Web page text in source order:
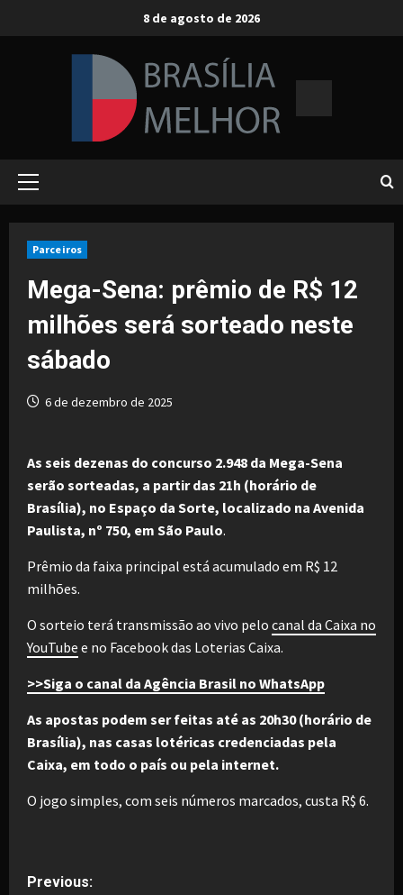
8 de agosto de 2026
Primary
Parceiros
Mega-Sena: prêmio de R$ 12
milhões será sorteado neste
sábado
6 de dezembro de 2025
As seis dezenas do concurso 2.948 da Mega-Sena
serão sorteadas, a partir das 21h (horário de
Brasília), no Espaço da Sorte, localizado na Avenida
Paulista, nº 750, em São Paulo.
Prêmio da faixa principal está acumulado em R$ 12
milhões.
O sorteio terá transmissão ao vivo pelo canal da Caixa no
YouTube e no Facebook das Loterias Caixa.
>>Siga o canal da Agência Brasil no WhatsApp
As apostas podem ser feitas até as 20h30 (horário de
Brasília), nas casas lotéricas credenciadas pela
Caixa, em todo o país ou pela internet.
O jogo simples, com seis números marcados, custa R$ 6.
P
Previous: